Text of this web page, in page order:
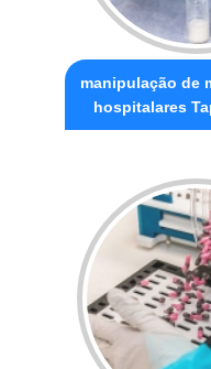
manipulação de
hospitalares